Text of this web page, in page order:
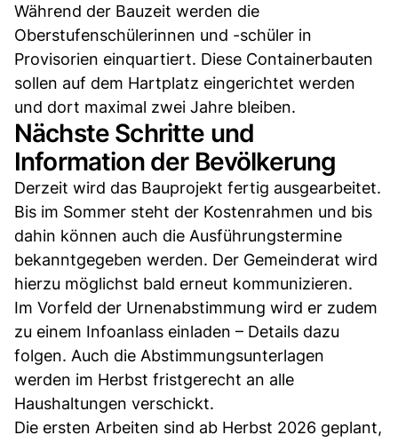
Während der Bauzeit werden die
Oberstufenschülerinnen und -schüler in
Provisorien einquartiert. Diese Containerbauten
sollen auf dem Hartplatz eingerichtet werden
und dort maximal zwei Jahre bleiben.
Nächste Schritte und
Information der Bevölkerung
Derzeit wird das Bauprojekt fertig ausgearbeitet.
Bis im Sommer steht der Kostenrahmen und bis
dahin können auch die Ausführungstermine
bekanntgegeben werden. Der Gemeinderat wird
hierzu möglichst bald erneut kommunizieren.
Im Vorfeld der Urnenabstimmung wird er zudem
zu einem Infoanlass einladen – Details dazu
folgen. Auch die Abstimmungsunterlagen
werden im Herbst fristgerecht an alle
Haushaltungen verschickt.
Die ersten Arbeiten sind ab Herbst 2026 geplant,